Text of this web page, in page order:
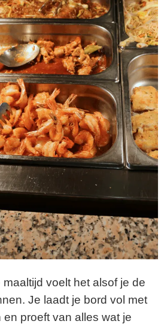
voelt het alsof je de
Je laadt je bord vol met
proeft van alles wat je